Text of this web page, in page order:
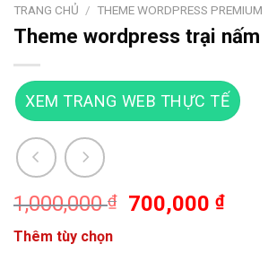
TRANG CHỦ / THEME WORDPRESS PREMIUM
Theme wordpress trại nấm
XEM TRANG WEB THỰC TẾ
1,000,000₫
Giá
700,000₫Giá
Thêm tùy chọn